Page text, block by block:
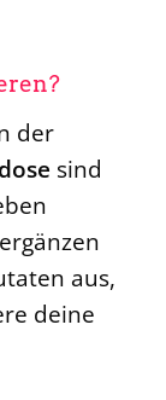
der
sind
aus,
deine